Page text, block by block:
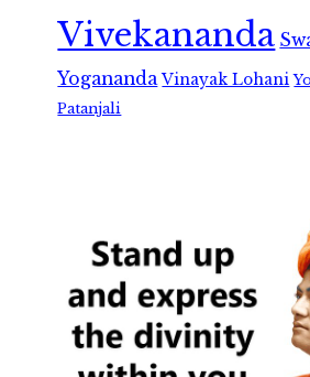
Vivekananda
Yogananda Vinayak Lohani
Patanjali